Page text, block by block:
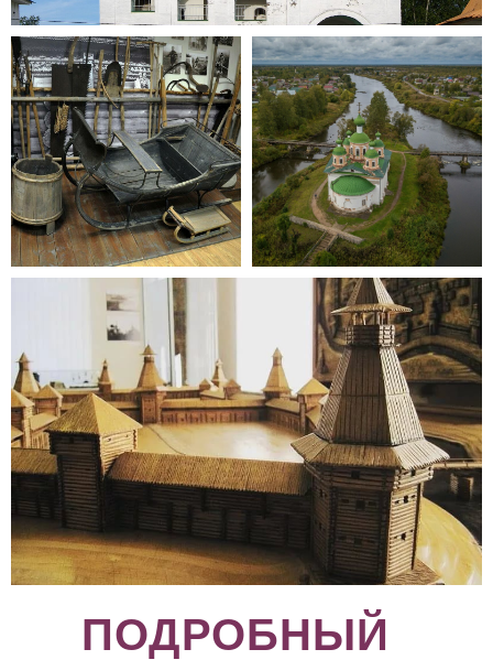
ПОДРОБНЫЙ